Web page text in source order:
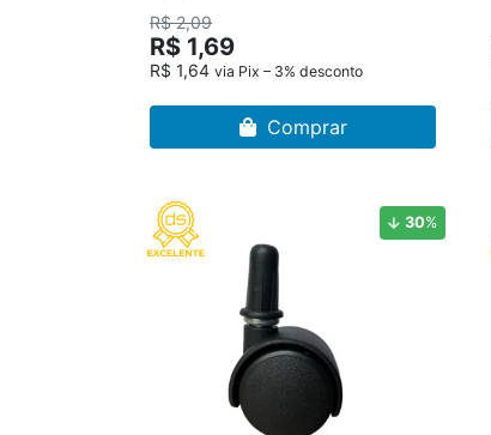
R$ 2,09
R$ 1,69
R$ 1,64 via Pix – 3% desconto
Comprar
30%